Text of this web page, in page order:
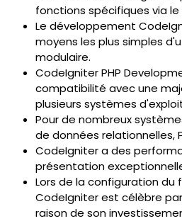
fonctions spécifiques via le
Le développement
moyens les plus simples
modulaire.
CodeIgniter PHP
compatibilité avec une
plusieurs systèmes
Pour de nombreux
de données relationnelles,
CodeIgniter a des
présentation
Lors de la configuration du
CodeIgniter est célèbre
raison de son